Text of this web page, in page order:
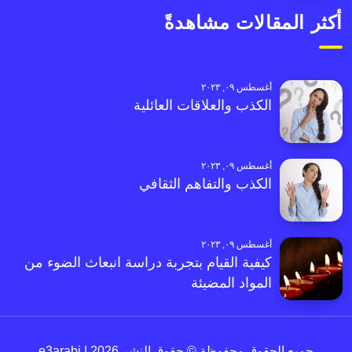
أكثر المقالات مشاهدةً
أغسطس ٠٩, ٢٠٢٣
الكذب والعلاقات العائلية
أغسطس ٠٩, ٢٠٢٣
الكذب والتفاهم الثقافي
أغسطس ٠٩, ٢٠٢٣
كيفية القيام بتجربة دراسة انبعاث الضوء من
المواد المضيئة